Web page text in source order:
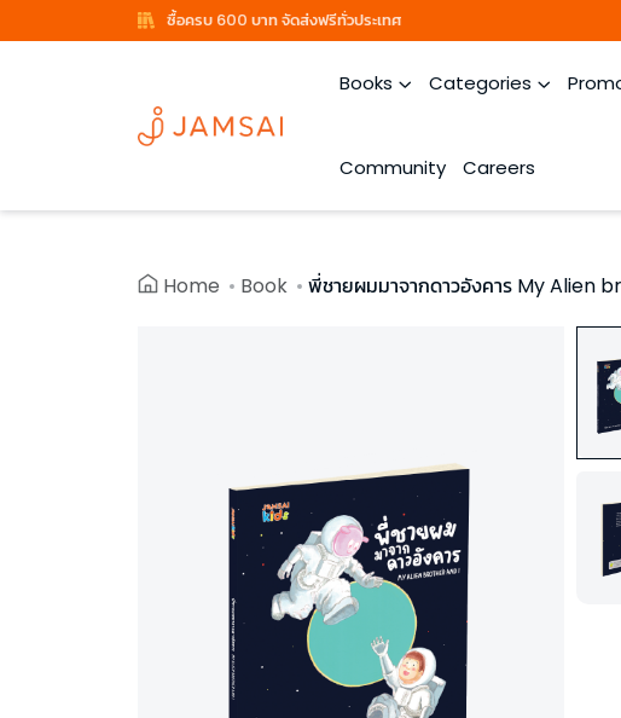
ซื้อครบ 600 บาท จัดส่งฟรีทั่วประเทศ
Books Categories
Community Careers
Home Book พี่ชายผมมาจากดาวอังคาร My Alien